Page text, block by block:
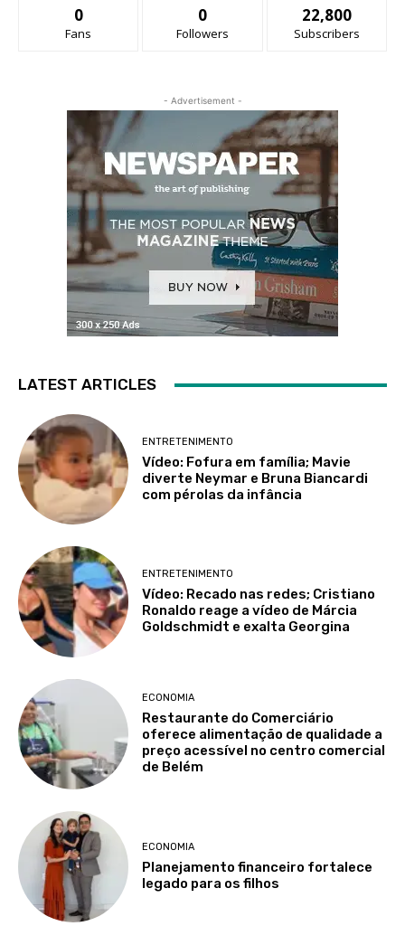
0
Fans
0
Followers
22,800
Subscribers
- Advertisement -
LATEST ARTICLES
ENTRETENIMENTO
Vídeo: Fofura em família; Mavie
diverte Neymar e Bruna Biancardi
com pérolas da infância
ENTRETENIMENTO
Vídeo: Recado nas redes; Cristiano
Ronaldo reage a vídeo de Márcia
Goldschmidt e exalta Georgina
ECONOMIA
Restaurante do Comerciário
oferece alimentação de qualidade a
preço acessível no centro comercial
de Belém
ECONOMIA
Planejamento financeiro fortalece
legado para os filhos